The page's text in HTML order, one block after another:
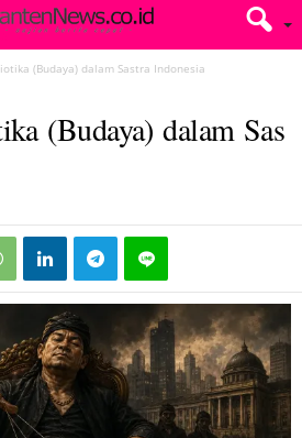
(Budaya) dalam Sastra Indonesia
(Budaya) dalam Sas